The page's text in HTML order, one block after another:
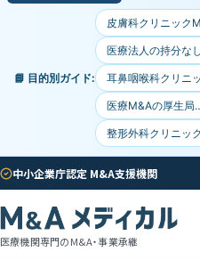
📘 目的別ガイド:
皮膚科クリニック
医療法人の持分な
耳鼻咽喉科クリニ
医療M&Aの厚生局
整形外科クリニッ
中小企業庁認定 M&A支援機関
医療機関専門のM&A・事業承継